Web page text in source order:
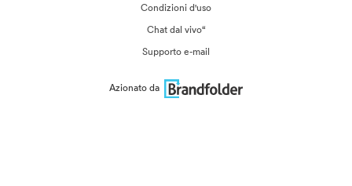
Condizioni d'uso
Chat dal vivo“
Supporto e-mail
Azionato da